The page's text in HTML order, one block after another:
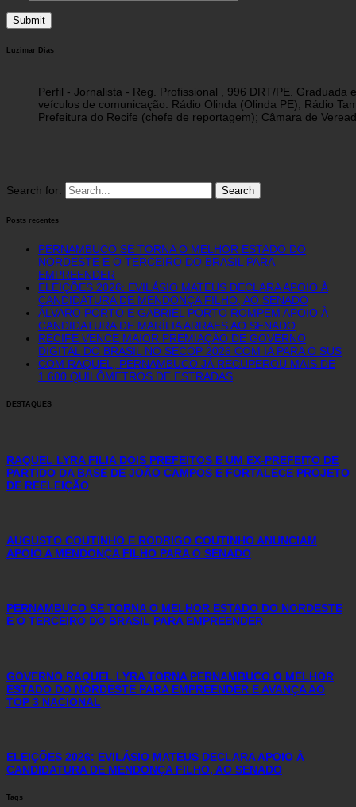
Luzimar Dias
Perfil - Jornalista - Reg. Profissional , 996 DRT/PE.
veículos de comunicação: Rádio Olinda (Olinda PE); Rádio
Prefeitura do Recife (chefe de reportagem); Câmara de
Search for:
Posts recentes
PERNAMBUCO SE TORNA O MELHOR ESTADO DO
NORDESTE E O TERCEIRO DO BRASIL PARA
EMPREENDER
ELEIÇÕES 2026: EVILÁSIO MATEUS DECLARA APOIO À
CANDIDATURA DE MENDONÇA FILHO, AO SENADO
ÁLVARO PORTO E GABRIEL PORTO ROMPEM APOIO À
CANDIDATURA DE MARÍLIA ARRAES AO SENADO
RECIFE VENCE MAIOR PREMIAÇÃO DE GOVERNO
DIGITAL DO BRASIL NO SECOP 2026 COM IA PARA O SUS
COM RAQUEL, PERNAMBUCO JÁ RECUPEROU MAIS DE
1.600 QUILÔMETROS DE ESTRADAS
DESTAQUES
RAQUEL LYRA FILIA DOIS PREFEITOS E UM EX-PREFEITO DE
PARTIDO DA BASE DE JOÃO CAMPOS E FORTALECE PROJETO
DE REELEIÇÃO
AUGUSTO COUTINHO E RODRIGO COUTINHO ANUNCIAM
APOIO A MENDONÇA FILHO PARA O SENADO
PERNAMBUCO SE TORNA O MELHOR ESTADO DO NORDESTE
E O TERCEIRO DO BRASIL PARA EMPREENDER
GOVERNO RAQUEL LYRA TORNA PERNAMBUCO O MELHOR
ESTADO DO NORDESTE PARA EMPREENDER E AVANÇA AO
TOP 3 NACIONAL
ELEIÇÕES 2026: EVILÁSIO MATEUS DECLARA APOIO À
CANDIDATURA DE MENDONÇA FILHO, AO SENADO
Tags